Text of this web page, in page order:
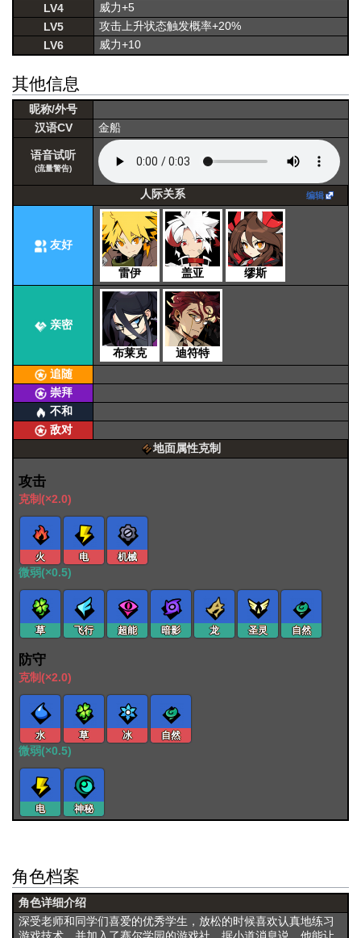
LV4
威力+5
LV5
攻击上升状态触发概率+20%
LV6
威力+10
其他信息
昵称/外号
汉语CV
金船
语音试听
(流量警告)
人际关系 编辑
友好
雷伊 盖亚 缪斯
亲密
布莱克
迪符特
追随
崇拜
不和
敌对
地面属性克制
攻击
克制(×2.0)
火 电 机械
微弱(×0.5)
草 飞行 超能 暗影 龙 圣灵 自然
防守
克制(×2.0)
水 草 冰 自然
微弱(×0.5)
电 神秘
角色档案
角色详细介绍
深受老师和同学们喜爱的优秀学生，放松的时候喜欢认真地练习
游戏技术，并加入了赛尔学园的游戏社。据小道消息说，他能让